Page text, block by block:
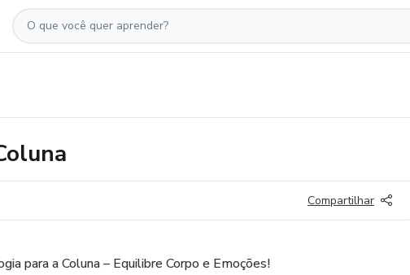
Compartilhar
para a Coluna – Equilibre Corpo e Emoções!